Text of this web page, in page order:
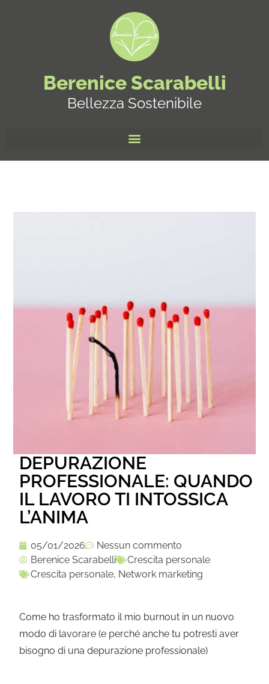
Berenice Scarabelli
Bellezza Sostenibile
DEPURAZIONE
PROFESSIONALE: QUANDO
IL LAVORO TI INTOSSICA
L’ANIMA
05/01/2026
Nessun commento
Berenice Scarabelli
Crescita personale
Crescita personale, Network marketing
Come ho trasformato il mio burnout in un nuovo
modo di lavorare (e perché anche tu potresti aver
bisogno di una depurazione professionale)